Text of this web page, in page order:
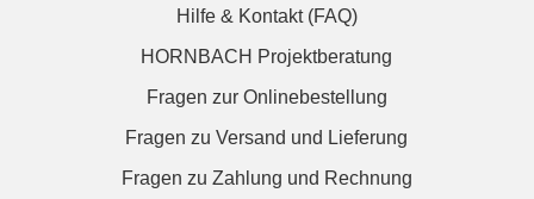
Hilfe & Kontakt (FAQ)
HORNBACH Projektberatung
Fragen zur Onlinebestellung
Fragen zu Versand und Lieferung
Fragen zu Zahlung und Rechnung